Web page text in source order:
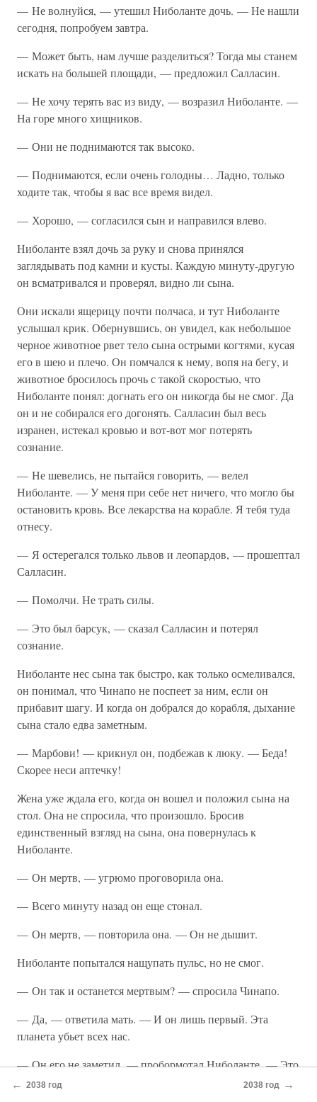
— Не волнуйся, — утешил Ниболанте дочь. — Не нашли
сегодня, попробуем завтра.
— Может быть, нам лучше разделиться? Тогда мы станем
искать на большей площади, — предложил Салласин.
— Не хочу терять вас из виду, — возразил Ниболанте. —
На горе много хищников.
— Они не поднимаются так высоко.
— Поднимаются, если очень голодны… Ладно, только
ходите так, чтобы я вас все время видел.
— Хорошо, — согласился сын и направился влево.
Ниболанте взял дочь за руку и снова принялся
заглядывать под камни и кусты. Каждую минуту-другую
он всматривался и проверял, видно ли сына.
Они искали ящерицу почти полчаса, и тут Ниболанте
услышал крик. Обернувшись, он увидел, как небольшое
черное животное рвет тело сына острыми когтями, кусая
его в шею и плечо. Он помчался к нему, вопя на бегу, и
животное бросилось прочь с такой скоростью, что
Ниболанте понял: догнать его он никогда бы не смог. Да
он и не собирался его догонять. Салласин был весь
изранен, истекал кровью и вот-вот мог потерять
сознание.
— Не шевелись, не пытайся говорить, — велел
Ниболанте. — У меня при себе нет ничего, что могло бы
остановить кровь. Все лекарства на корабле. Я тебя туда
отнесу.
— Я остерегался только львов и леопардов, — прошептал
Салласин.
— Помолчи. Не трать силы.
— Это был барсук, — сказал Салласин и потерял
сознание.
Ниболанте нес сына так быстро, как только осмеливался,
он понимал, что Чинапо не поспеет за ним, если он
прибавит шагу. И когда он добрался до корабля, дыхание
сына стало едва заметным.
— Марбови! — крикнул он, подбежав к люку. — Беда!
Скорее неси аптечку!
Жена уже ждала его, когда он вошел и положил сына на
стол. Она не спросила, что произошло. Бросив
единственный взгляд на сына, она повернулась к
Ниболанте.
— Он мертв, — угрюмо проговорила она.
— Всего минуту назад он еще стонал.
— Он мертв, — повторила она. — Он не дышит.
Ниболанте попытался нащупать пульс, но не смог.
— Он так и останется мертвым? — спросила Чинапо.
— Да, — ответила мать. — И он лишь первый. Эта
планета убьет всех нас.
— Он его не заметил, — пробормотал Ниболанте. — Это
было такое маленькое животное.
← 2038 год 2038 год →